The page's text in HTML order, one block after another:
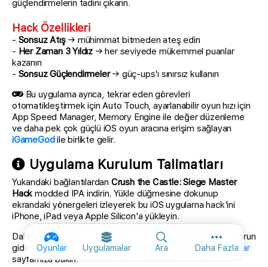
Oyunlar Uygulamalar Ara Daha Fazla
Diğer
güçlendirmelerin tadını çıkarın.
Hack Özellikleri
- Sonsuz Atış→ mühimmat bitmeden ateş edin
- Her Zaman 3 Yıldız → her seviyede mükemmel puanlar
kazanın
- Sonsuz Güçlendirmeler→ güç-ups'ı sınırsız kullanın
Bu uygulama ayrıca, tekrar eden görevleri
otomatikleştirmek için Auto Touch, ayarlanabilir oyun hızı için
App Speed Manager, Memory Engine ile değer düzenleme
ve daha pek çok güçlü iOS oyun aracına erişim sağlayan
iGameGodile birlikte gelir.
Uygulama Kurulum Talimatları
Yukarıdaki bağlantılardan Crush the Castle: Siege Master
Hack modded IPA indirin. Yükle düğmesine dokunup
ekrandaki yönergeleri izleyerek bu iOS uygulama hack'ini
iPhone, iPad veya Apple Silicon'a yükleyin.
Daha fazla yardıma mı ihtiyacınız var? Ayrıntılı yanıtlar ve sorun
giderme ipuçları içiniOSGods Uygulaması Sık Sorulan Sorular
sayfamıza bakın.